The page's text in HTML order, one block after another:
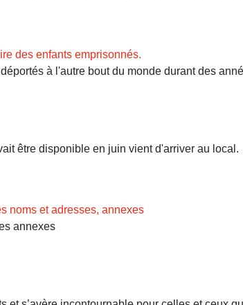
des enfants emprisonnés.
à l'autre bout du monde durant des
être disponible en juin vient d'arriver au local.
noms et adresses, annexes
annexes